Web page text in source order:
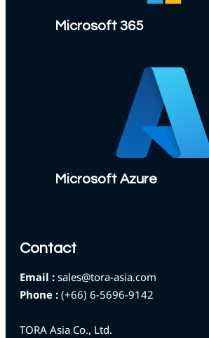
Microsoft 365
Microsoft Azure
Contact
Email :sales@tora-asia.com
Phone :(+66) 6-5696-9142
TORA Asia Co., Ltd.